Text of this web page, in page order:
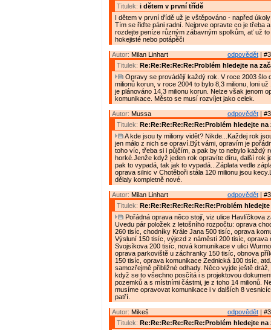
Titulek: i dětem v první třídě
I dětem v první třídě už je vštěpováno - napřed
Tím se řiďte páni radní. Nejprve opravte co je třeba
rozdejte peníze různým zábavným spolkům, ať už to
hokejisté nebo potápěči
odpovědět |
Autor: Milan Linhart
Titulek: Re:Re:Re:Re:Re:Problém hledejte na
Opravy se provádějí každý rok. V roce 2003 šlo
milionů korun, v roce 2004 to bylo 8,3 milionu, loni už
je plánováno 14,3 milionu korun. Nelze však jenom
komunikace. Město se musí rozvíjet jako celek.
odpovědět |
Autor: Mussa
Titulek: Re:Re:Re:Re:Re:Re:Problém hledejte na
A kde jsou ty miliony vidět? Nikde...Každej rok
jen málo z nich se opraví.Být vámi, opravím je
toho víc, třeba si i půjčím, a pak by to nebylo každý
horké.Jenže když jeden rok opravíte díru, další rok
pak to vypadá, tak jak to vypadá...Záplata vedle
oprava silnic v Chotěboři stála 120 milionu jsou
dělaly kompletně nové.
odpovědět |
Autor: Milan Linhart
Titulek: Re:Re:Re:Re:Re:Re:Re:Problém
Pořádná oprava něco stojí, viz ulice Havlíčkova
Uvedu pár položek z letošního rozpočtu: oprava
260 tisíc, chodníky Krále Jana 500 tisíc, oprava
Výsluní 150 tisíc, výjezd z náměstí 200 tisíc, oprava
Svojsíkova 200 tisíc, nová komunikace v ulici
oprava parkoviště u záchranky 150 tisíc, obnova
150 tisíc, oprava komunikace Zednická 100 tisíc,
samozřejmě přibližné odhady. Něco vyjde ještě
když se to všechno posčítá i s projektovou
pozemků a s místními částmi, je z toho 14 milionů.
musíme opravovat komunikace i v dalších 8
patří.
odpovědět |
Autor: Mikeš
Titulek: Re:Re:Re:Re:Re:Re:Problém hledejte na